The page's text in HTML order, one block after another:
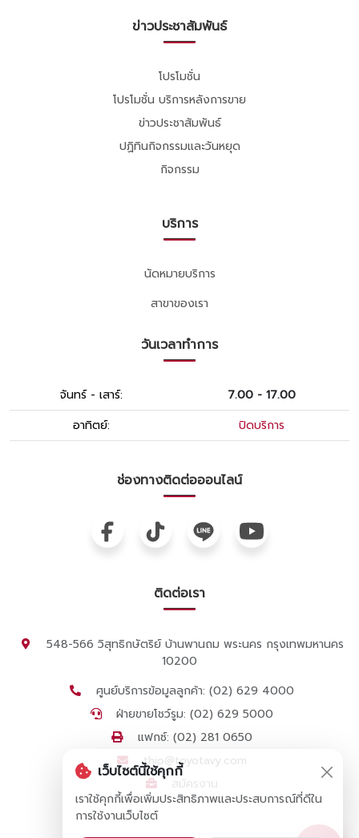
เว็บไซต์นี้ใช้คุกกี้
เราใช้คุกกี้เพื่อเพิ่มประสิทธิภาพและประสบการณ์ที่ดีใน
การใช้งานเว็บไซต์
ข่าวประชาสัมพันธ์
โปรโมชั่น
โปรโมชั่น บริการหลังการขาย
ข่าวประชาสัมพันธ์
ปฏิทินกิจกรรมและวันหยุด
กิจกรรม
บริการ
นัดหมายบริการ
สาขาของเรา
วันเวลาทำการ
จันทร์ - เสาร์:
7.00 - 17.00
อาทิตย์:
ปิดบริการ
ช่องทางติดต่อออนไลน์
ติดต่อเรา
548-566 วิสุทธิกษัตริย์ บ้านพานถม พระนคร กรุงเทพมหานคร
10200
ศูนย์บริการข้อมูลลูกค้า: (02) 629 4000
ฝ่ายขายโชว์รูม: (02) 629 5000
แฟกซ์: (02) 281 0650
thip@toyotavy.com
สมัครงาน